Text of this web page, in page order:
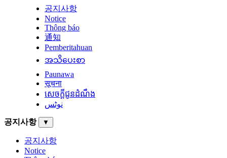
공지사항
Notice
Thông báo
通知
Pemberitahuan
အသိပေးစာ
Paunawa
सूचना
សេចក្តីជូនដំណឹង
نوٹس
공지사항 ▼
공지사항
Notice